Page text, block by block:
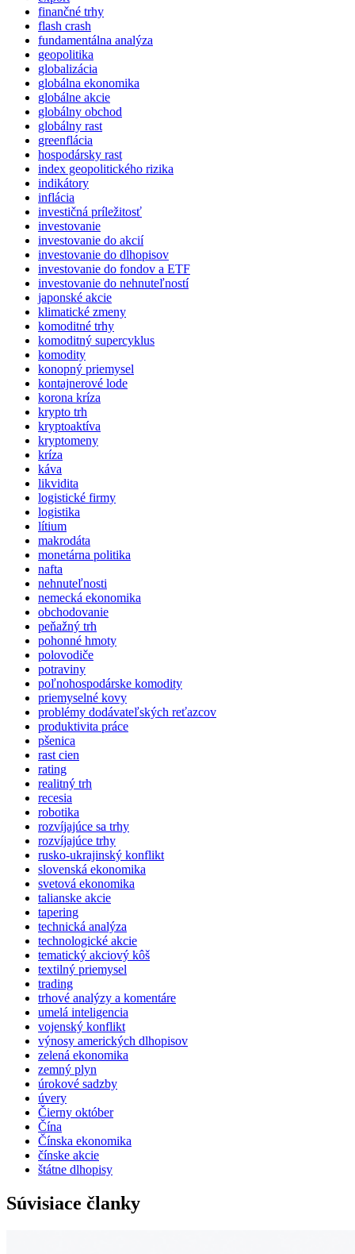
finančné trhy
flash crash
fundamentálna analýza
geopolitika
globalizácia
globálna ekonomika
globálne akcie
globálny obchod
globálny rast
greenflácia
hospodársky rast
index geopolitického rizika
indikátory
inflácia
investičná príležitosť
investovanie
investovanie do akcií
investovanie do dlhopisov
investovanie do fondov a ETF
investovanie do nehnuteľností
japonské akcie
klimatické zmeny
komoditné trhy
komoditný supercyklus
komodity
konopný priemysel
kontajnerové lode
korona kríza
krypto trh
kryptoaktíva
kryptomeny
kríza
káva
likvidita
logistické firmy
logistika
lítium
makrodáta
monetárna politika
nafta
nehnuteľnosti
nemecká ekonomika
obchodovanie
peňažný trh
pohonné hmoty
polovodiče
potraviny
poľnohospodárske komodity
priemyselné kovy
problémy dodávateľských reťazcov
produktivita práce
pšenica
rast cien
rating
realitný trh
recesia
robotika
rozvíjajúce sa trhy
rozvíjajúce trhy
rusko-ukrajinský konflikt
slovenská ekonomika
svetová ekonomika
talianske akcie
tapering
technická analýza
technologické akcie
tematický akciový kôš
textilný priemysel
trading
trhové analýzy a komentáre
umelá inteligencia
vojenský konflikt
výnosy amerických dlhopisov
zelená ekonomika
zemný plyn
úrokové sadzby
úvery
Čierny október
Čína
Čínska ekonomika
čínske akcie
štátne dlhopisy
Súvisiace članky